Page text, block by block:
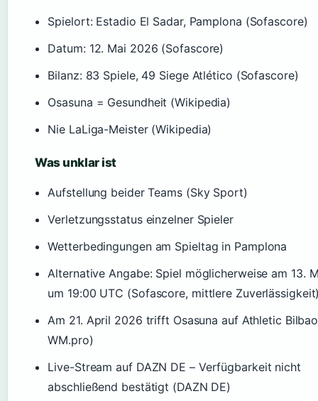
Spielort: Estadio El Sadar, Pamplona (Sofascore)
Datum: 12. Mai 2026 (Sofascore)
Bilanz: 83 Spiele, 49 Siege Atlético (Sofascore)
Osasuna = Gesundheit (Wikipedia)
Nie LaLiga-Meister (Wikipedia)
Was unklar ist
Aufstellung beider Teams (Sky Sport)
Verletzungsstatus einzelner Spieler
Wetterbedingungen am Spieltag in Pamplona
Alternative Angabe: Spiel möglicherweise am 13.
um 19:00 UTC (Sofascore, mittlere
Am 21. April 2026 trifft Osasuna auf Athletic
WM.pro)
Live-Stream auf DAZN DE – Verfügbarkeit nicht
abschließend bestätigt (DAZN DE)